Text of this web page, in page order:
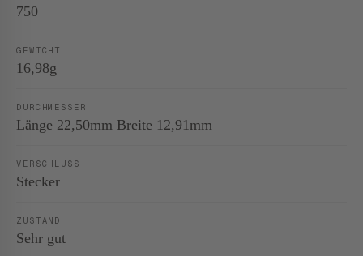
750
GEWICHT
16,98g
DURCHMESSER
Länge 22,50mm Breite 12,91mm
VERSCHLUSS
Stecker
ZUSTAND
Sehr gut